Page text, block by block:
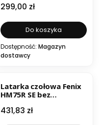
Cena
299,00 zł
Do koszyka
Dostępność: Magazyn
dostawcy
Latarka czołowa Fenix
HM75R SE bez
zasobnika
Cena
431,83 zł